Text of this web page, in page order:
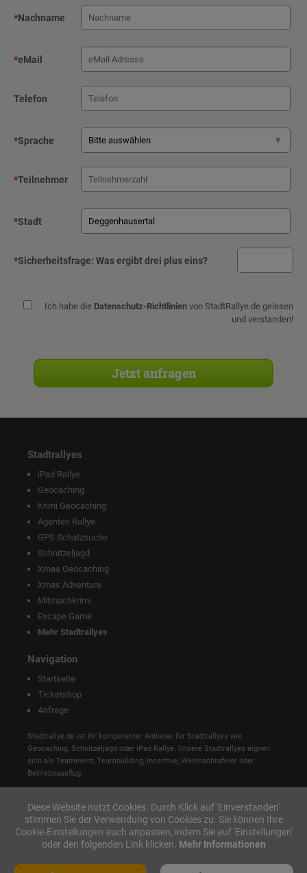
*Nachname
*eMail
Telefon
*Sprache
*Teilnehmer
*Stadt
*Sicherheitsfrage: Was ergibt drei plus eins?
Ich habe die Datenschutz-Richtlinien von StadtRallye.de gelesen
und verstanden!
Stadtrallyes
iPad Rallye
Geocaching
Krimi Geocaching
Agenten Rallye
GPS Schatzsuche
Schnitzeljagd
Xmas Geocaching
Xmas Adventure
Mitmachkrimi
Escape Game
Mehr Stadtrallyes
Navigation
Startseite
Ticketshop
Anfrage
Stadtrallye.de ist Ihr kompetenter Anbieter für Stadtrallyes wie
Geocaching, Schnitzeljagd oder iPad Rallye. Unsere Stadtrallyes eignen
sich als Teamevent, Teambuilding, Incentive, Weihnachtsfeier oder
Betriebsausflug.
Diese Website nutzt Cookies. Durch Klick auf 'Einverstanden'
stimmen Sie der Verwendung von Cookies zu. Sie können Ihre
Cookie-Einstellungen auch anpassen, indem Sie auf 'Einstellungen'
oder den folgenden Link klicken. Mehr Informationen